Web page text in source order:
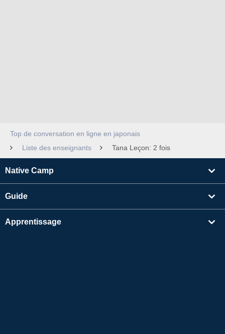
Top de conversation en ligne en japonais
Liste des enseignants
Tana Leçon: 2 fois
Native Camp
Guide
Apprentissage